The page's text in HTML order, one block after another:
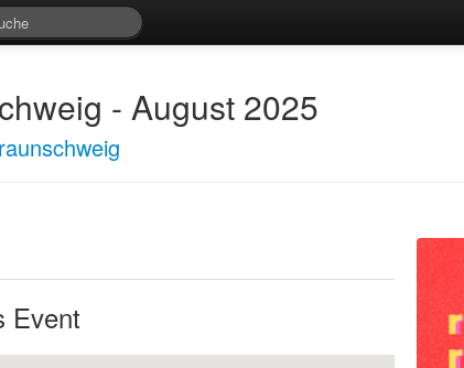
- August 2025
Event